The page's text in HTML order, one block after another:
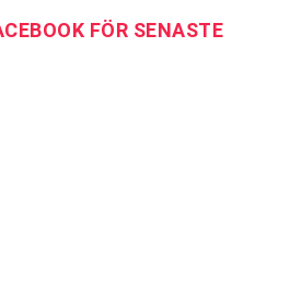
FÖR SENASTE